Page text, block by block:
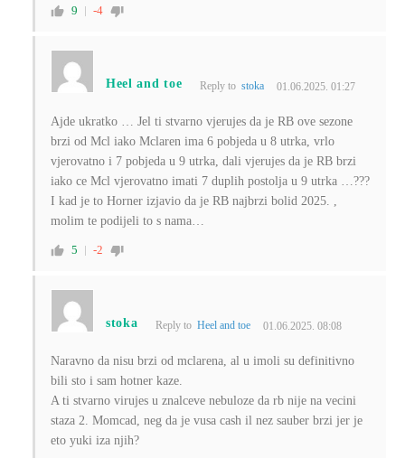
9 -4
Heel and toe Reply tostoka 01.06.2025. 01:27
Ajde ukratko … Jel ti stvarno vjerujes da je RB ove sezone
brzi od Mcl iako Mclaren ima 6 pobjeda u 8 utrka, vrlo
vjerovatno i 7 pobjeda u 9 utrka, dali vjerujes da je RB brzi
iako ce Mcl vjerovatno imati 7 duplih postolja u 9 utrka …???
I kad je to Horner izjavio da je RB najbrzi bolid 2025. ,
molim te podijeli to s nama…
5 -2
stoka Reply toHeel and toe 01.06.2025. 08:08
Naravno da nisu brzi od mclarena, al u imoli su definitivno
bili sto i sam hotner kaze.
A ti stvarno virujes u znalceve nebuloze da rb nije na vecini
staza 2. Momcad, neg da je vusa cash il nez sauber brzi jer je
eto yuki iza njih?